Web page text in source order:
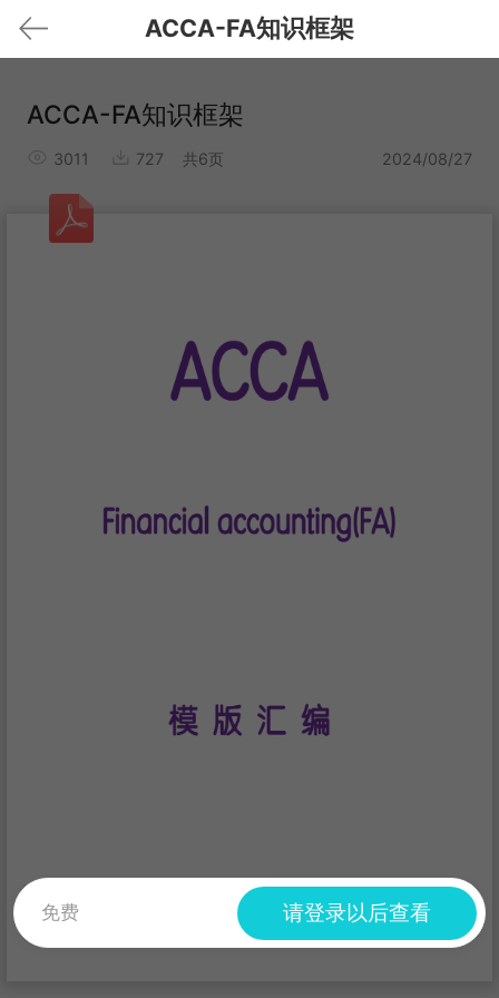
ACCA-FA知识框架
ACCA-FA知识框架
3011 727 共6页 2024/08/27
免费 请登录以后查看